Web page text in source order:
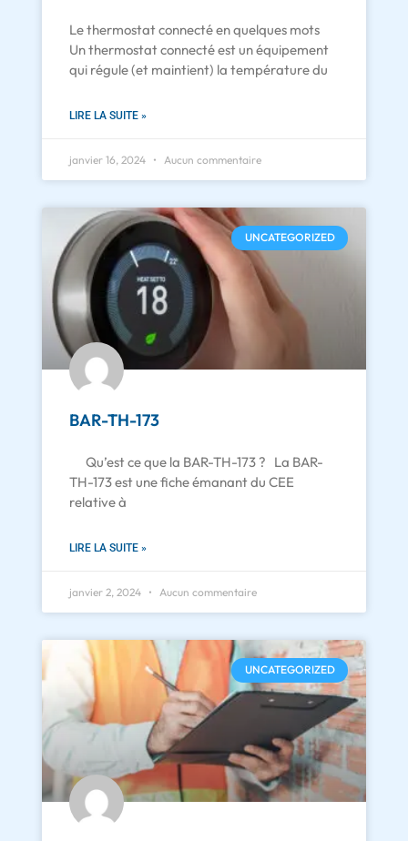
Le thermostat connecté en quelques mots
Un thermostat connecté est un équipement
qui régule (et maintient) la température du
LIRE LA SUITE »
janvier 16, 2024 Aucun commentaire
UNCATEGORIZED
BAR-TH-173
Qu’est ce que la BAR-TH-173 ? La BAR-
TH-173 est une fiche émanant du CEE
relative à
LIRE LA SUITE »
janvier 2, 2024 Aucun commentaire
UNCATEGORIZED